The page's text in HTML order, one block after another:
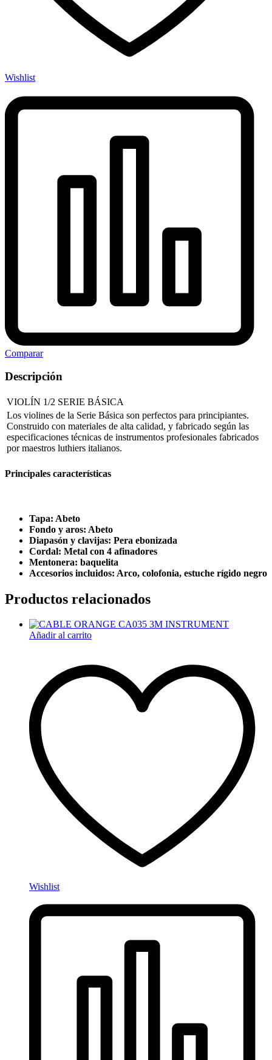
Wishlist
Comparar
Descripción
VIOLÍN 1/2 SERIE BÁSICA
Los violines de la Serie Básica son perfectos para principiantes.
Construido con materiales de alta calidad, y fabricado según las
especificaciones técnicas de instrumentos profesionales fabricados
por maestros luthiers italianos.
Principales características
Tapa: Abeto
Fondo y aros: Abeto
Diapasón y clavijas: Pera ebonizada
Cordal: Metal con 4 afinadores
Mentonera: baquelita
Accesorios incluidos: Arco, colofonia, estuche rígido negro
Productos relacionados
Añadir al carrito
Wishlist